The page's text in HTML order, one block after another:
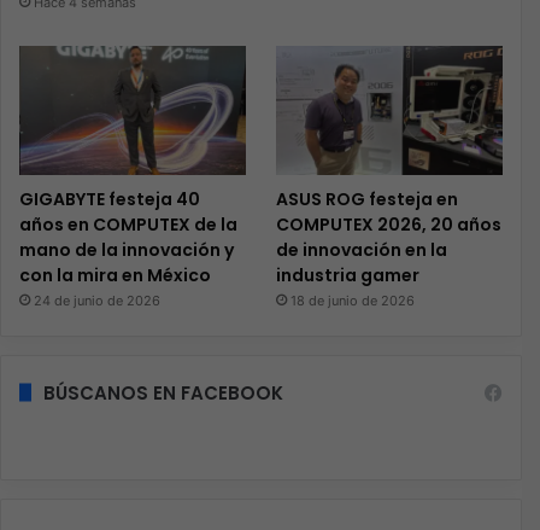
GIGABYTE festeja 40
años en COMPUTEX de la
mano de la innovación y
con la mira en México
24 de junio de 2026
ASUS ROG festeja en
COMPUTEX 2026, 20 años
de innovación en la
industria gamer
18 de junio de 2026
BÚSCANOS EN FACEBOOK